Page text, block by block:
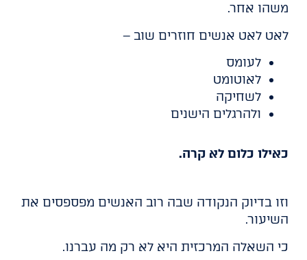
משהו אחר.
לאט לאט אנשים חוזרים שוב –
לעומס
לאוטומט
לשחיקה
ולהרגלים הישנים
כאילו כלום לא קרה.
וזו בדיוק הנקודה שבה רוב האנשים מפספסים את
השיעור.
כי השאלה המרכזית היא לא רק מה עברנו.